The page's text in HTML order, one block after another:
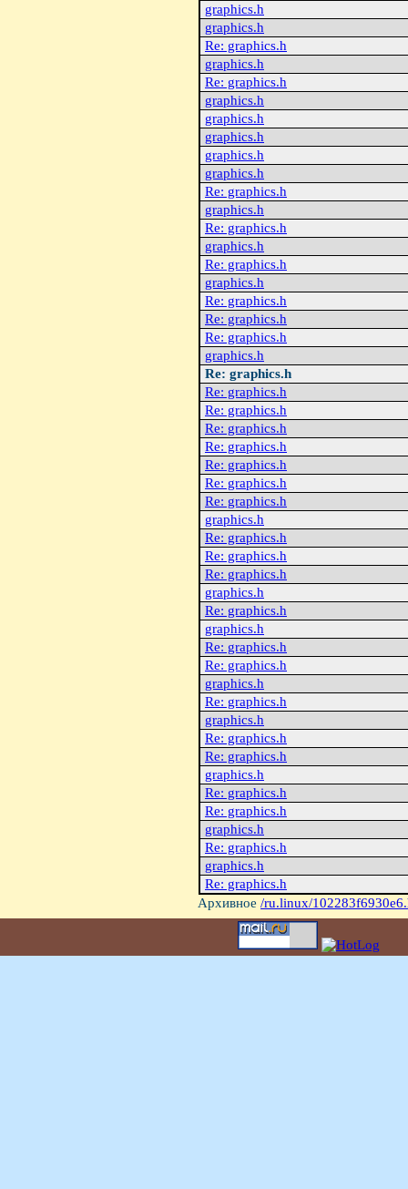
graphics.h
graphics.h
Re: graphics.h
graphics.h
Re: graphics.h
graphics.h
graphics.h
graphics.h
graphics.h
graphics.h
Re: graphics.h
graphics.h
Re: graphics.h
graphics.h
Re: graphics.h
graphics.h
Re: graphics.h
Re: graphics.h
Re: graphics.h
graphics.h
Re: graphics.h
Re: graphics.h
Re: graphics.h
Re: graphics.h
Re: graphics.h
Re: graphics.h
Re: graphics.h
Re: graphics.h
graphics.h
Re: graphics.h
Re: graphics.h
Re: graphics.h
graphics.h
Re: graphics.h
graphics.h
Re: graphics.h
Re: graphics.h
graphics.h
Re: graphics.h
graphics.h
Re: graphics.h
Re: graphics.h
graphics.h
Re: graphics.h
Re: graphics.h
graphics.h
Re: graphics.h
graphics.h
Re: graphics.h
Архивное /ru.linux/